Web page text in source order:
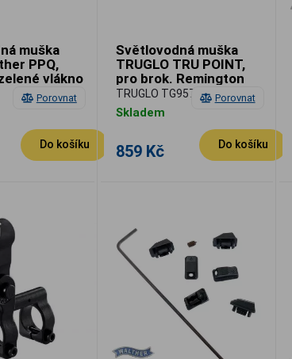
Porovnat
muška
PPQ,
vlákno
Do košíku
Porovnat
Světlovodná muška
TRUGLO TRU POINT,
pro brok. Remington
TRUGLO TG957A
Skladem
859 Kč Do košíku